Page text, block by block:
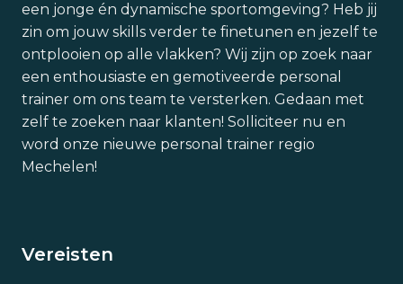
een jonge én dynamische sportomgeving? Heb jij
zin om jouw skills verder te finetunen en jezelf te
ontplooien op alle vlakken? Wij zijn op zoek naar
een enthousiaste en gemotiveerde personal
trainer om ons team te versterken. Gedaan met
zelf te zoeken naar klanten! Solliciteer nu en
word onze nieuwe personal trainer regio
Mechelen!
Vereisten